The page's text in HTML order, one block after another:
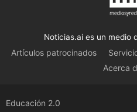
Noticias.ai es un medio
Artículos patrocinados
Acerca
Educación 2.0